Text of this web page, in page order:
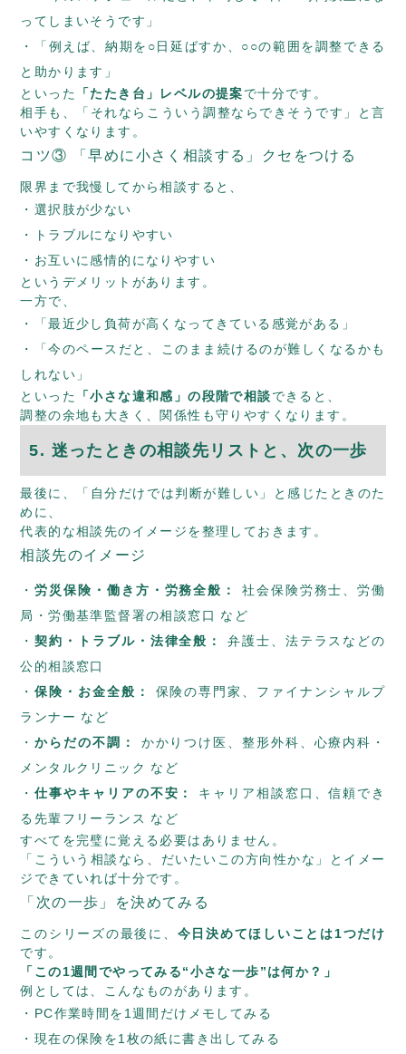
ってしまいそうです」
「例えば、納期を○日延ばすか、○○の範囲を調整できる
と助かります」
といった
「たたき台」レベルの提案で十分です。
相手も、「それならこういう調整ならできそうです」と言
いやすくなります。
コツ③ 「早めに小さく相談する」クセをつける
限界まで我慢してから相談すると、
選択肢が少ない
トラブルになりやすい
お互いに感情的になりやすい
というデメリットがあります。
一方で、
「最近少し負荷が高くなってきている感覚がある」
「今のペースだと、このまま続けるのが難しくなるかも
しれない」
といった
「小さな違和感」の段階で相談できると、
調整の余地も大きく、関係性も守りやすくなります。
5. 迷ったときの相談先リストと、次の一歩
最後に、「自分だけでは判断が難しい」と感じたときのた
めに、
代表的な相談先のイメージを整理しておきます。
相談先のイメージ
労災保険・働き方・労務全般：
社会保険労務士、労働
局・労働基準監督署の相談窓口 など
契約・トラブル・法律全般：
弁護士、法テラスなどの
公的相談窓口
保険・お金全般：
保険の専門家、ファイナンシャルプ
ランナー など
からだの不調：
かかりつけ医、整形外科、心療内科・
メンタルクリニック など
仕事やキャリアの不安：
キャリア相談窓口、信頼でき
る先輩フリーランス など
すべてを完璧に覚える必要はありません。
「こういう相談なら、だいたいこの方向性かな」とイメー
ジできていれば十分です。
「次の一歩」を決めてみる
このシリーズの最後に、 今日決めてほしいことは1つだけ
です。
「この1週間でやってみる“小さな一歩”は何か？」
例としては、こんなものがあります。
PC作業時間を1週間だけメモしてみる
現在の保険を1枚の紙に書き出してみる